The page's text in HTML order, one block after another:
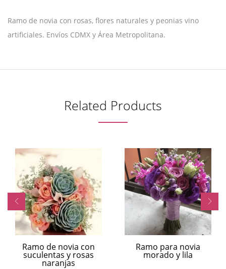
Ramo de novia con rosas, flores naturales y peonias vino
artificiales. Envíos CDMX y Área Metropolitana.
Related Products
Ramo de novia con
suculentas y rosas
naranjas
Ramo para novia
morado y lila